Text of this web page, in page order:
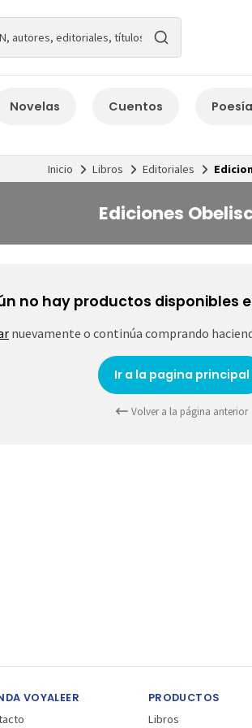
Novelas Cuentos Poesía
Inicio Libros Editoriales
Ediciones
no hay productos disponibles
nuevamente o continúa comprando
Ir a la pagina principal
Volver a la página anterior
VOYALEER PRODUCTOS
Libros